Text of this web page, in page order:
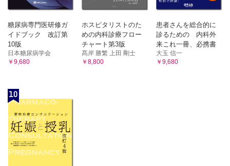
索引
糖尿病専門医研修ガ
イドブック 改訂第
10版
日本糖尿病学会
￥9,680
ホスピタリストのた
めの内科診療フロー
チャート第3版
髙岸 勝繁 上田 剛士
￥8,800
患者さんを総合的に
診るための 内科外
来これ一冊、必携書
大玉 信一
￥9,680
10